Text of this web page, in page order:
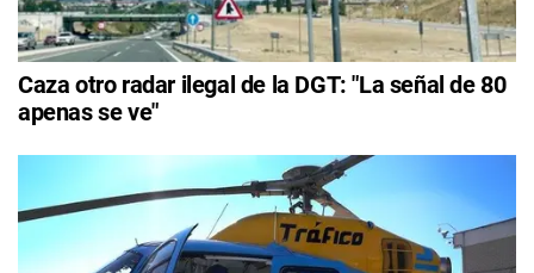
Caza otro radar ilegal de la DGT: "La señal de 80
apenas se ve"